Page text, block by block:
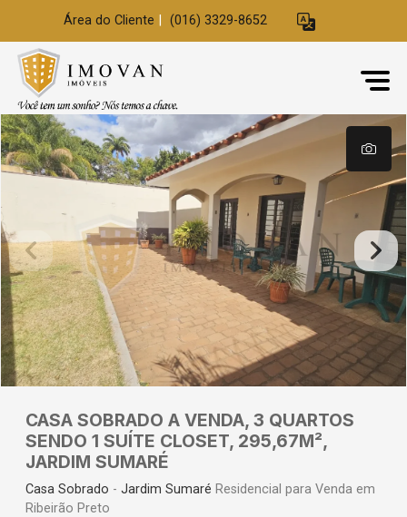
Área do Cliente (016) 3329-8652
CASA SOBRADO A VENDA, 3 QUARTOS
SENDO 1 SUÍTE CLOSET, 295,67M²,
JARDIM SUMARÉ
Casa Sobrado - Jardim Sumaré Residencial para Venda em
Ribeirão Preto